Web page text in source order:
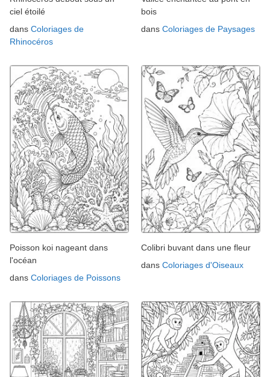
ciel étoilé
dans Coloriages de
Rhinocéros
bois
dans Coloriages de Paysages
Poisson koi nageant dans
l'océan
dans Coloriages de Poissons
Colibri buvant dans une fleur
dans Coloriages d'Oiseaux